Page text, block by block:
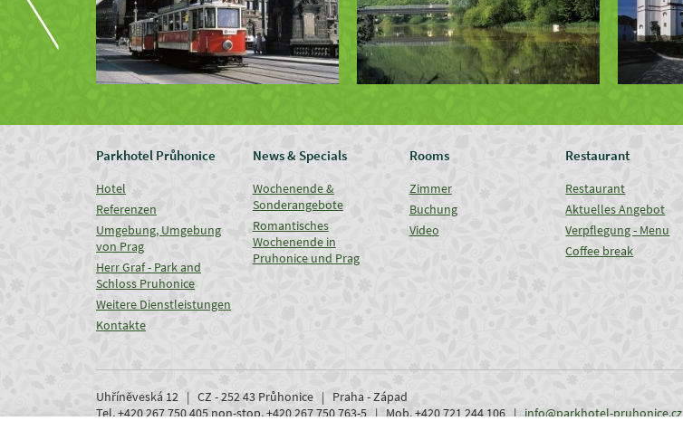
Parkhotel Průhonice
Hotel
Referenzen
Umgebung, Umgebung
von Prag
Herr Graf - Park and
Schloss Pruhonice
Weitere Dienstleistungen
Kontakte
News & Specials
Wochenende &
Sonderangebote
Romantisches
Wochenende in
Pruhonice und Prag
Rooms
Zimmer
Buchung
Video
Restaurant
Restaurant
Aktuelles Angebot
Verpflegung - Menu
Coffee break
Uhříněveská 12 | CZ - 252 43 Průhonice | Praha - Západ
Tel. +420 267 750 405 non-stop, +420 267 750 763-5 | Mob. +420 721 244 106 |info@parkhotel-pruhonice.cz